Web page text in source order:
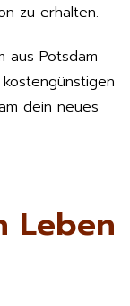
zu erhalten.
aus Potsdam
dein neues
Leben